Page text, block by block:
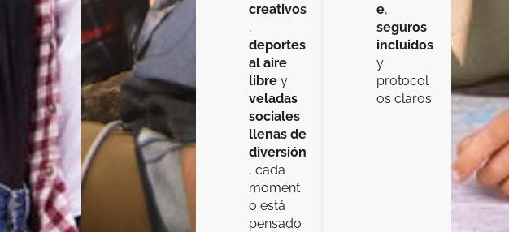
creativos
,
deportes
al aire
libre y
veladas
sociales
llenas de
diversión
, cada
moment
o está
pensado
e,
seguros
incluidos
y
protocol
os claros